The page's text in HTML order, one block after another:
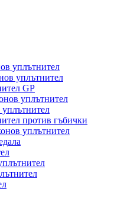
уплътнител
уплътнител
GP
уплътнител
против гъбички
уплътнител